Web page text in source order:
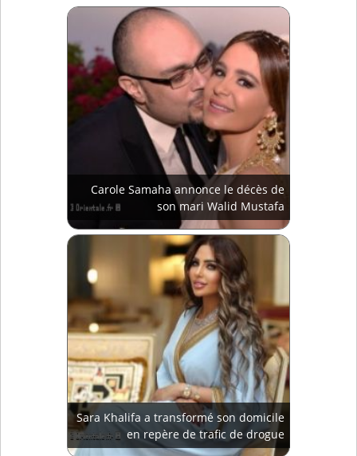
Carole Samaha annonce le décès de
son mari Walid Mustafa
Sara Khalifa a transformé son domicile
en repère de trafic de drogue